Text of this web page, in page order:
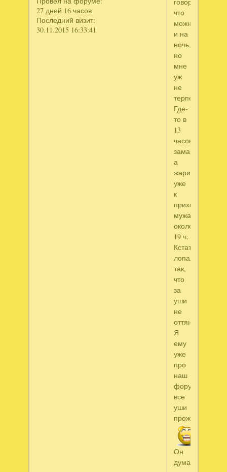
27 дней 16 часов
Последний визит:
30.11.2015 16:33:41
что
можно
и на
ночь,
но
мне
уж
не
терпелось.
Где-
то в
13
часов
замариновала,
а
жарила
уже
к
приходу
мужа,
около
19 ч.
Кстати,
лопал
так,
что
за
уши
не
оттянешь.
Я
ему
уже
про
наш
форум
все
уши
прожужжала.
Он
думал,